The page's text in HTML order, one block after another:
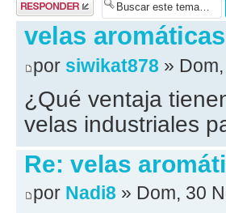
Publicar una
respuesta
velas aromáticas
por siwikat878 »
¿Qué ventaja
velas industriales
Re: velas
por Nadi8 » Dom, 30